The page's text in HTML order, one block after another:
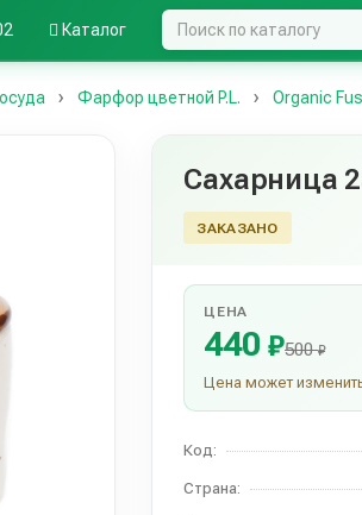
Каталог
Фарфор цветной P.L. Organic
Сахарница
ЗАКАЗАНО
ЦЕНА
440₽500₽
Цена может
Код:
Страна: